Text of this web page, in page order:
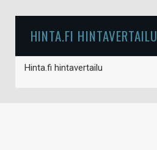
HINTA.FI HINTAVERTAILU
Hinta.fi hintavertailu